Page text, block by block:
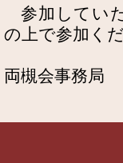
参加してい
の上で参加く
両槻会事務局